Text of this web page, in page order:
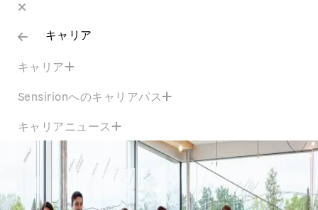
キャリア
キャリア
Sensirionへのキャリアパス
キャリアニュース